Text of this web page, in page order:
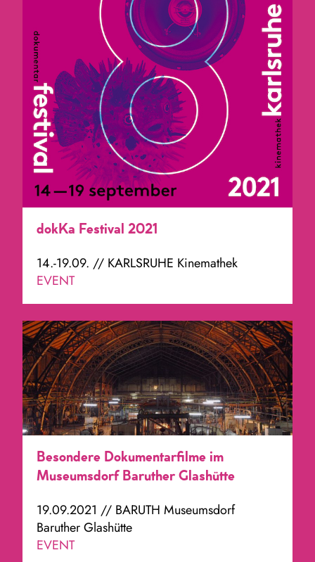
dokKa Festival 2021
14.-19.09. // KARLSRUHE Kinemathek
EVENT
Besondere Dokumentarfilme im
Museumsdorf Baruther Glashütte
19.09.2021 // BARUTH Museumsdorf
Baruther Glashütte
EVENT